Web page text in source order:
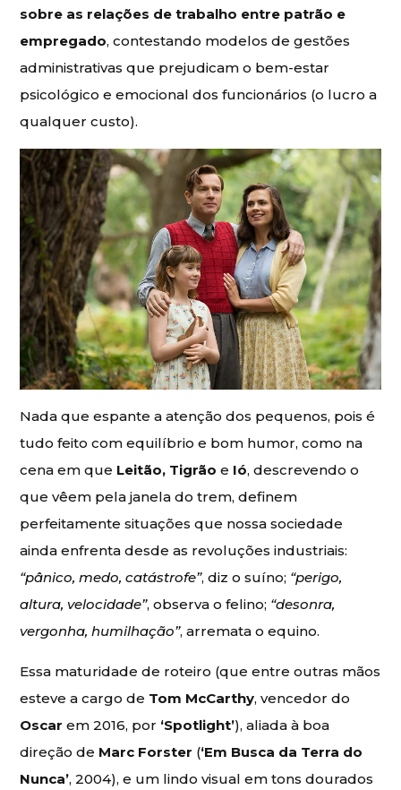
sobre as relações de trabalho entre patrão e
empregado, contestando modelos de gestões
administrativas que prejudicam o bem-estar
psicológico e emocional dos funcionários (o lucro a
qualquer custo).
Nada que espante a atenção dos pequenos, pois é
tudo feito com equilíbrio e bom humor, como na
cena em que Leitão, Tigrão e Ió, descrevendo o
que vêem pela janela do trem, definem
perfeitamente situações que nossa sociedade
ainda enfrenta desde as revoluções industriais:
“pânico, medo, catástrofe”, diz o suíno; “perigo,
altura, velocidade”, observa o felino; “desonra,
vergonha, humilhação”, arremata o equino.
Essa maturidade de roteiro (que entre outras mãos
esteve a cargo de Tom McCarthy, vencedor do
Oscar em 2016, por ‘Spotlight’), aliada à boa
direção de Marc Forster (‘Em Busca da Terra do
Nunca’, 2004), e um lindo visual em tons dourados